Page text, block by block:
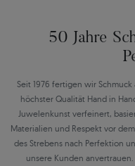
50 Jahre
Seit 1976 fertigen wir
höchster Qualität Hand in
Juwelenkunst verfeinert,
Materialien und Respekt vor
des Strebens nach Perfektion
unsere Kunden